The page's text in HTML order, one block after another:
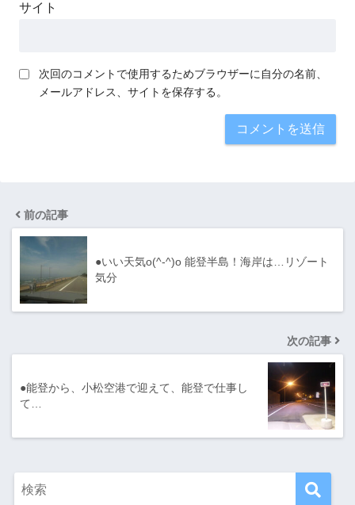
サイト
次回のコメントで使用するためブラウザーに自分の名前、
メールアドレス、サイトを保存する。
前の記事
●いい天気o(^-^)o 能登半島！海岸は…リゾート
気分
次の記事
●能登から、小松空港で迎えて、能登で仕事し
て…